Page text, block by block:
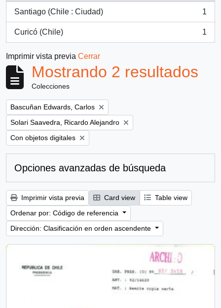
Santiago (Chile : Ciudad)
, 1 resultados
1
Curicó (Chile)
, 1 resultados
1
Imprimir vista previa Cerrar
Mostrando 2 resultados
Colecciones
Remove filter:
Bascuñan Edwards, Carlos
Remove filter:
Solari Saavedra, Ricardo Alejandro
Remove filter:
Con objetos digitales
Opciones avanzadas de búsqueda
Imprimir vista previa Card view
Table view
Ordenar por: Código de referencia
Dirección: Clasificación en orden ascendente